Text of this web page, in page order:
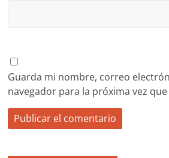
Guarda mi nombre, correo
navegador para la próxima vez